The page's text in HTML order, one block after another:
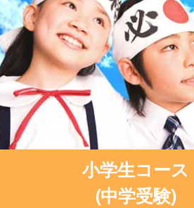
小学生コース
(中学受験)